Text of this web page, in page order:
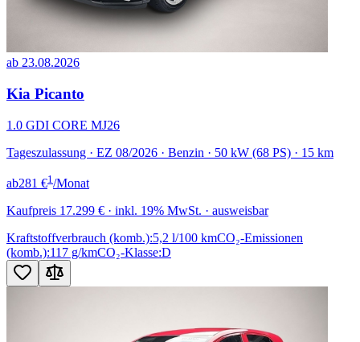
ab 23.08.2026
Kia Picanto
1.0 GDI CORE MJ26
Tageszulassung · EZ 08/2026 · Benzin · 50 kW (68 PS) · 15 km
ab281 €1 /Monat
Kaufpreis 17.299 € · inkl. 19% MwSt. · ausweisbar
Kraftstoffverbrauch (komb.):5,2 l/100 kmCO₂-Emissionen
(komb.):117 g/kmCO₂-Klasse:D